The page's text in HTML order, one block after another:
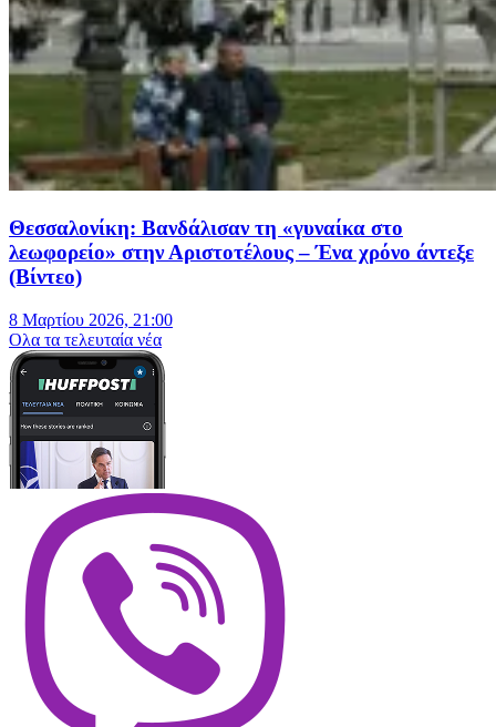
Θεσσαλονίκη: Βανδάλισαν τη «γυναίκα στο
λεωφορείο» στην Αριστοτέλους – Ένα χρόνο άντεξε
(Βίντεο)
8 Μαρτίου 2026, 21:00
Oλα τα τελευταία νέα